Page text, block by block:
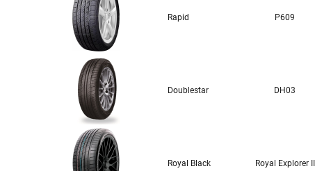
Rapid P609
Doublestar DH03
Royal Black Royal Explorer II